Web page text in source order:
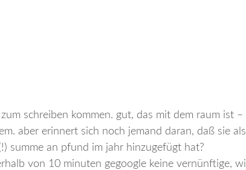
schreiben kommen. gut, das mit dem raum ist –
aber erinnert sich noch jemand daran, daß sie als
summe an pfund im jahr hinzugefügt hat?
von 10 minuten gegoogle keine vernünftige, will